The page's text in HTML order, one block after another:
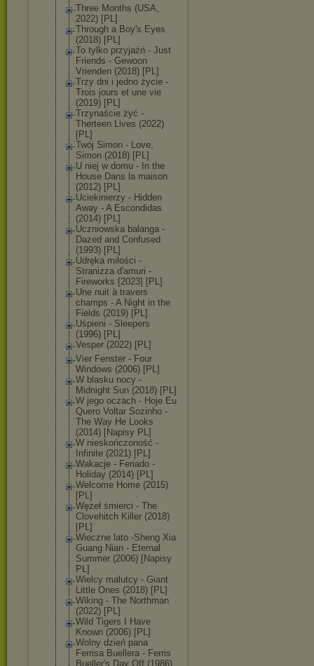
Three Months (USA,
2022) [PL]
Through a Boy's Eyes
(2018) [PL]
To tylko przyjaźń - Just
Friends - Gewoon
Vrienden (2018) [PL]
Trzy dni i jedno życie -
Trois jours et une vie
(2019) [PL]
Trzynaście żyć -
Therteen Lives (2022)
[PL]
Twój Simon - Love,
Simon (2018) [PL]
U niej w domu - In the
House Dans la maison
(2012) [PL]
Uciekinierzy - Hidden
Away - A Escondidas
(2014) [PL]
Uczniowska balanga -
Dazed and Confused
(1993) [PL]
Udręka miłości -
Stranizza d'amuri -
Fireworks [2023] [PL]
Une nuit à travers
champs - ‎A Night in the
Fields (2019) [PL]
Uśpieni - Sleepers
(1996) [PL]
Vesper (2022) [PL]
Vier Fenster - Four
Windows (2006) [PL]
W blasku nocy -
Midnight Sun (2018) [PL]
W jego oczach - Hoje Eu
Quero Voltar Sozinho -
The Way He Looks
(2014) [Napisy PL]
W nieskończoność -
Infinite (2021) [PL]
Wakacje - Feriado -
Holiday (2014) [PL]
Welcome Home (2015)
[PL]
Węzeł śmierci - The
Clovehitch Killer (2018)
[PL]
Wieczne lato -Sheng Xia
Guang Nian - Eternal
Summer (2006) [Napisy
PL]
Wielcy malutcy - Giant
Little Ones (2018) [PL]
Wiking - The Northman
(2022) [PL]
Wild Tigers I Have
Known (2006) [PL]
Wolny dzień pana
Ferrisa Buellera - Ferris
Bueller's Day Off (1986)